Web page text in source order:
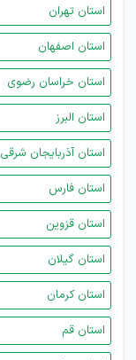
استان تهران
استان اصفهان
استان خراسان رضوی
استان البرز
استان آذربایجان شرقی
استان فارس
استان قزوین
استان گیلان
استان کرمان
استان قم